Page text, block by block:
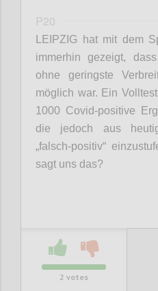
P20
LEIPZIG hat mit dem
immerhin gezeigt,
ohne geringste
möglich war. Ein
1000 Covid-positive
die jedoch aus
„falsch-positiv“
sagt uns das?
2 votes